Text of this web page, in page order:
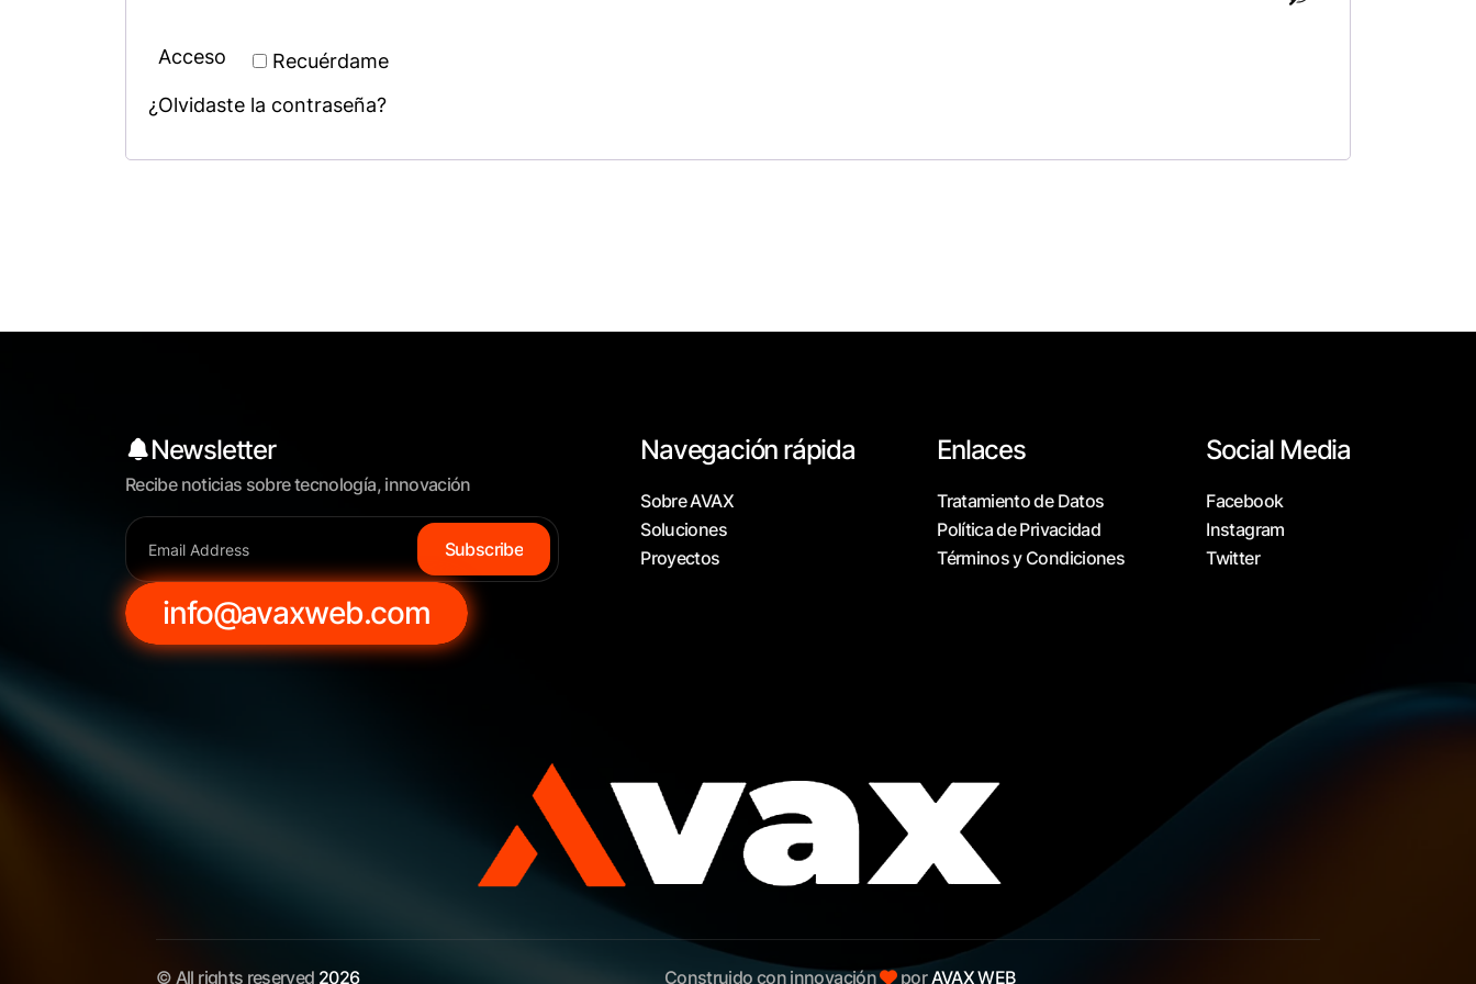
Recuérdame
Acceso
¿Olvidaste la contraseña?
Newsletter
Recibe noticias sobre tecnología, innovación
Subscribe
Navegación rápida
Sobre AVAX
Soluciones
Proyectos
Enlaces
Tratamiento de Datos
Política de Privacidad
Términos y Condiciones
Social Media
Facebook
Instagram
Twitter
info@avaxweb.com
© All rights reserved 2026 Construido con innovación porAVAX WEB